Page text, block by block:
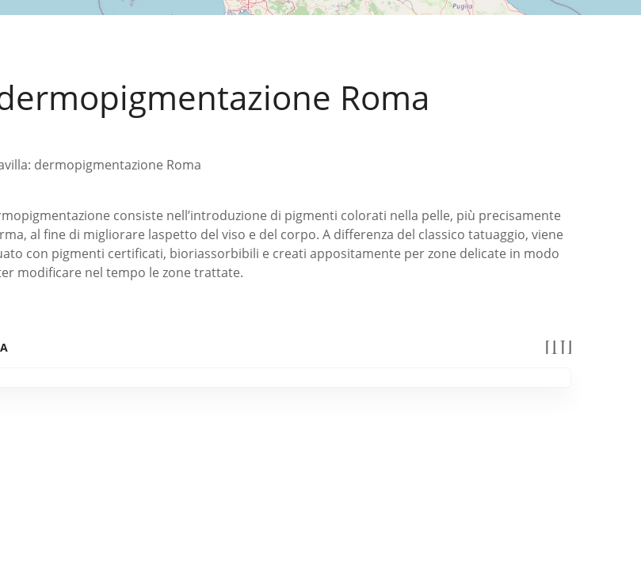
Roma
dermopigmentazione Roma
consiste nell’introduzione di pigmenti colorati nella pelle, più precisamente
al fine di migliorare laspetto del viso e del corpo. A differenza del classico tatuaggio, viene
con pigmenti certificati, bioriassorbibili e creati appositamente per zone delicate in modo
modificare nel tempo le zone trattate.